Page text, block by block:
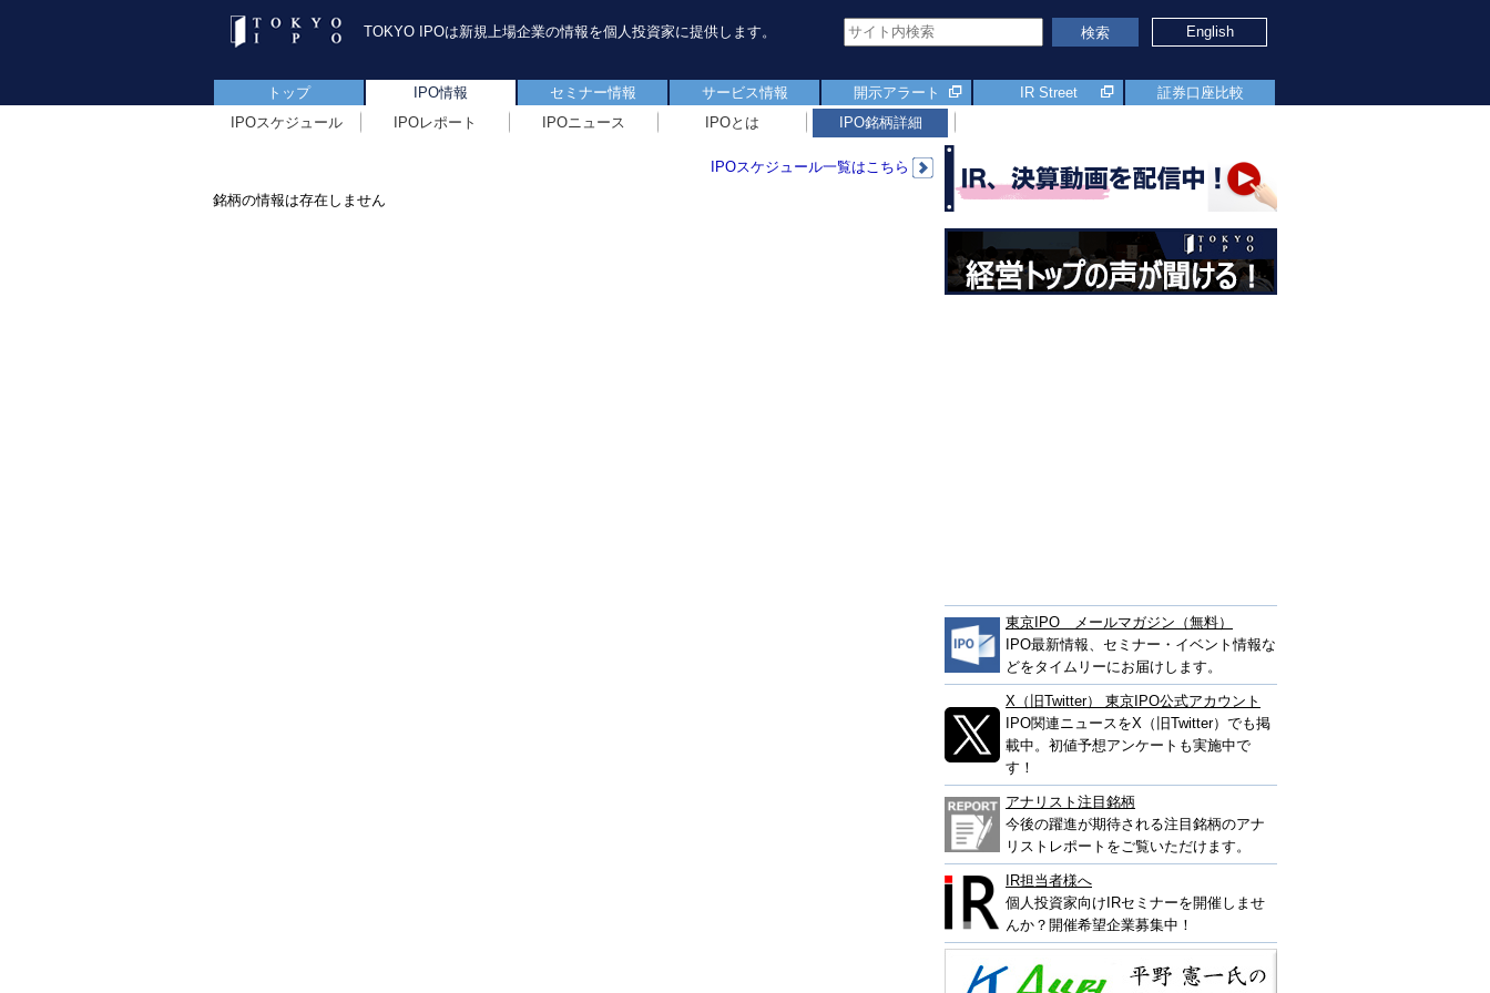
TOKYO IPOは新規上場企業の情報を個人投資家に提供します。 検索 English
トップ IPO情報 セミナー情報 サービス情報 開示アラート IR Street
証券口座比較
IPOスケジュール
IPOレポート IPOニュース IPOとは IPO銘柄詳細
IPOスケジュール一覧はこちら
銘柄の情報は存在しません
東京IPO メールマガジン（無料）
IPO最新情報、セミナー・イベント情報な
どをタイムリーにお届けします。
X（旧Twitter） 東京IPO公式アカウント
IPO関連ニュースをX（旧Twitter）でも掲
載中。初値予想アンケートも実施中で
す！
アナリスト注目銘柄
今後の躍進が期待される注目銘柄のアナ
リストレポートをご覧いただけます。
IR担当者様へ
個人投資家向けIRセミナーを開催しませ
んか？開催希望企業募集中！